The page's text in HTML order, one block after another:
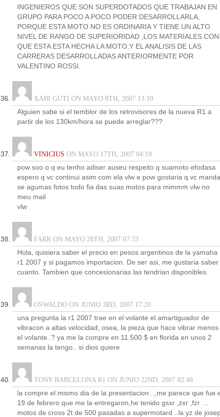
INGENIEROS QUE SON SUPERDOTADOS QUE TRABAJAN EN
GRUPO PARA POCO A POCO PODER DESARROLLARLA,
PORQUE ESTA MOTO NO ES ORDINARIA Y TIENE UN ALTO
NIVEL DE RANGO DE SUPERIORIDAD ,LOS MATERIALES CON
QUE ESTA ESTA HECHA LA MOTO,Y EL ANALISIS DE LAS
CARRERAS DESARROLLADAS ANTERIORMENTE POR
VALENTINO ROSSI.
XABI GUTI ON MAYO 8TH, 2007 13:10
Alguien sabe si el temblor de los retrovisores de la nueva R1 a
partir de los 130km/hora se puede arreglar???
VINICIUS ON MAYO 17TH, 2007 04:19
pow soo o q eu tenho adiser auseu respeito q suamoto efodasa
espero q vc continui asim com ela vlw e pow gostaria q vc manda
se agumas fotos todo fia das suas motos para mimmm vlw no
meu mail
vlw
FARR ON MAYO 28TH, 2007 07:33
Hola, quisiera saber el precio en pesos argentinos de la yamaha
r1 2007 y si pagamos importacion. De ser asi, me gustaria saber
cuanto. Tambien que concesionarias las tendrian disponibles.
OSWALDO ON JUNIO 3RD, 2007 17:20
una pregunta la r1 2007 trae en el volante el amartiguador de
vibracon a altas velocidad, osea, la pieza que hace vibrar menos
el volante..? ya me la compre en 11.500 $ en florida en unos 2
semanas la tengo.. si dios quiere
TONY BARCELONA R1 ON JUNIO 22ND, 2007 02:48
la compre el mismo dia de la presentacion ..,me parece que fue
19 de febrero que me la entregaron,he tenido gsxr ,zxr ,fzr …
motos de cross 2t de 500 pasadas a supermotard ..la yz de